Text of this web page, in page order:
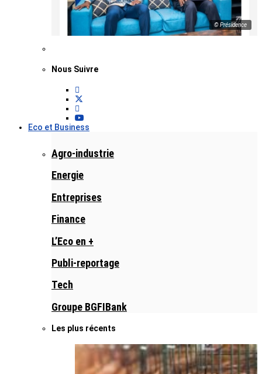
© Présidence
Nous Suivre
Eco et Business
Agro-industrie
Energie
Entreprises
Finance
L’Eco en +
Publi-reportage
Tech
Groupe BGFIBank
Les plus récents